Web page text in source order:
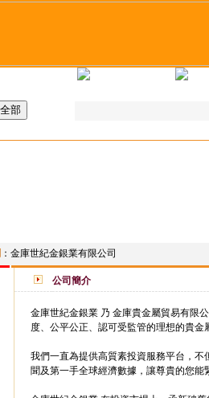
： 金庫世紀金銀業有限公司
公司簡介
金庫世紀金銀業 乃 金庫貴金屬貿易有限
度、公平公正、認可受監管的理想的貴
我們一直為提供高質素投資服務平台，
聞及第一手全球經濟數據，讓尊貴的您